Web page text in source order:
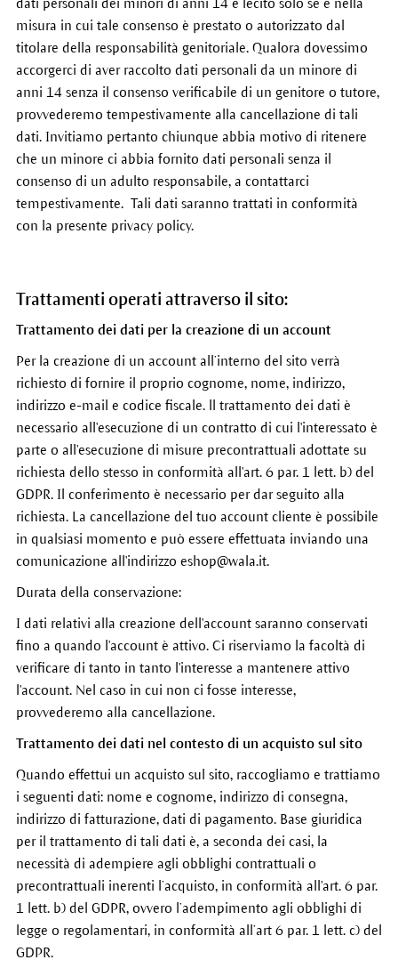
dati personali dei minori di anni 14 è lecito solo se e nella
misura in cui tale consenso è prestato o autorizzato dal
titolare della responsabilità genitoriale. Qualora dovessimo
accorgerci di aver raccolto dati personali da un minore di
anni 14 senza il consenso verificabile di un genitore o tutore,
provvederemo tempestivamente alla cancellazione di tali
dati. Invitiamo pertanto chiunque abbia motivo di ritenere
che un minore ci abbia fornito dati personali senza il
consenso di un adulto responsabile, a contattarci
tempestivamente. Tali dati saranno trattati in conformità
con la presente privacy policy.
Trattamenti operati attraverso il sito:
Trattamento dei dati per la creazione di un account
Per la creazione di un account all’interno del sito verrà
richiesto di fornire il proprio cognome, nome, indirizzo,
indirizzo e-mail e codice fiscale. ll trattamento dei dati è
necessario all'esecuzione di un contratto di cui l'interessato è
parte o all'esecuzione di misure precontrattuali adottate su
richiesta dello stesso in conformità all'art. 6 par. 1 lett. b) del
GDPR. Il conferimento è necessario per dar seguito alla
richiesta. La cancellazione del tuo account cliente è possibile
in qualsiasi momento e può essere effettuata inviando una
comunicazione all'indirizzo eshop@wala.it.
Durata della conservazione:
I dati relativi alla creazione dell'account saranno conservati
fino a quando l'account è attivo. Ci riserviamo la facoltà di
verificare di tanto in tanto l'interesse a mantenere attivo
l'account. Nel caso in cui non ci fosse interesse,
provvederemo alla cancellazione.
Trattamento dei dati nel contesto di un acquisto sul sito
Quando effettui un acquisto sul sito, raccogliamo e trattiamo
i seguenti dati: nome e cognome, indirizzo di consegna,
indirizzo di fatturazione, dati di pagamento. Base giuridica
per il trattamento di tali dati è, a seconda dei casi, la
necessità di adempiere agli obblighi contrattuali o
precontrattuali inerenti l’acquisto, in conformità all'art. 6 par.
1 lett. b) del GDPR, ovvero l’adempimento agli obblighi di
legge o regolamentari, in conformità all’art 6 par. 1 lett. c) del
GDPR.